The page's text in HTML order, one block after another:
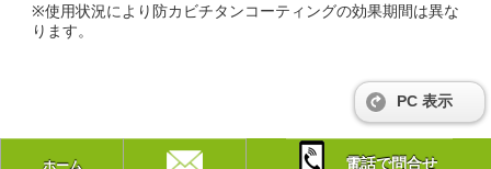
※使用状況により防カビチタンコーティングの効果期間は異な
ります。
PC 表示
ホーム 電話で問合せ